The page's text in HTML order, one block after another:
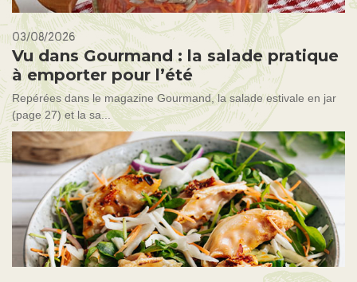
03/08/2026
Vu dans Gourmand : la salade pratique
à emporter pour l’été
Repérées dans le magazine Gourmand, la salade estivale en jar
(page 27) et la sa...